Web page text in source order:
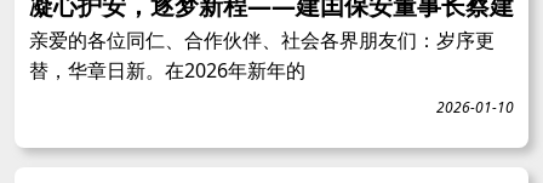
亲爱的各位同仁、合作伙伴、社会各界朋友们：岁序更
替，华章日新。在2026年新年的
2026-01-10